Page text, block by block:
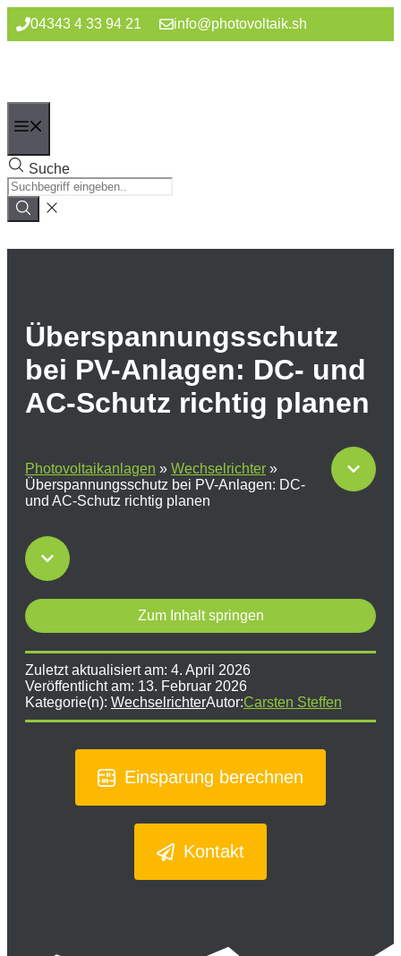
Zum
Inhalt
springen
04343 4 33 94 21 info@photovoltaik.sh
Suche
Überspannungsschutz
bei PV-Anlagen: DC- und
AC-Schutz richtig planen
Photovoltaikanlagen » Wechselrichter »
Überspannungsschutz bei PV-Anlagen: DC-
und AC-Schutz richtig planen
Zum Inhalt springen
Zuletzt aktualisiert am: 4. April 2026
Veröffentlicht am: 13. Februar 2026
Kategorie(n): WechselrichterAutor:Carsten Steffen
Einsparung berechnen
Kontakt